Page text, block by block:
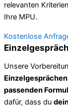
relevanten
Ihre MPU.
Kostenlose
Unsere
Einzelgesprächen
passenden
dafür, dass du